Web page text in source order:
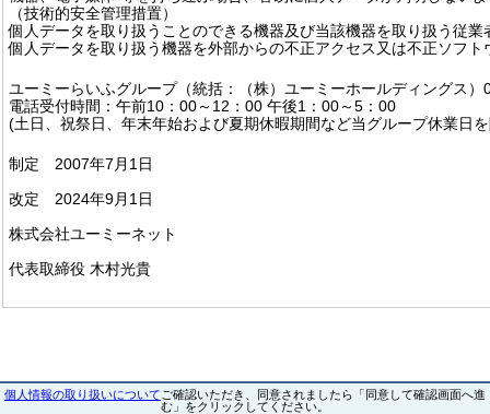
（技術的安全管理措置）
個人データを取り扱うことのできる機器及び当該機器を取り扱う従
個人データを取り扱う機器を外部からの不正アクセス又は不正ソフ
ユーミーらいふグループ（統括：（株）ユーミーホールディングス
電話受付時間：午前10：00～12：00 午後1：00～5：00
(土日、祝祭日、年末年始および夏期休暇期間など当グループ休業日
制定 2007年7月1日
改定 2024年9月1日
株式会社ユーミーネット
代表取締役 木村光貴
個人情報の取り扱いについて ご確認いただき、同意されましたら「同意して確認画面へ進
む」をクリックしてください。